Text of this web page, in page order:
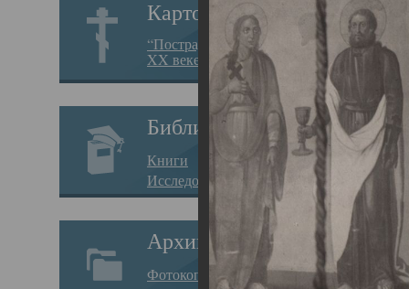
Картотека
“Пострадавшие за веру в
XX веке на Севере”
Библиотека
Книги
Исследования
Архив
Фотокопии дел